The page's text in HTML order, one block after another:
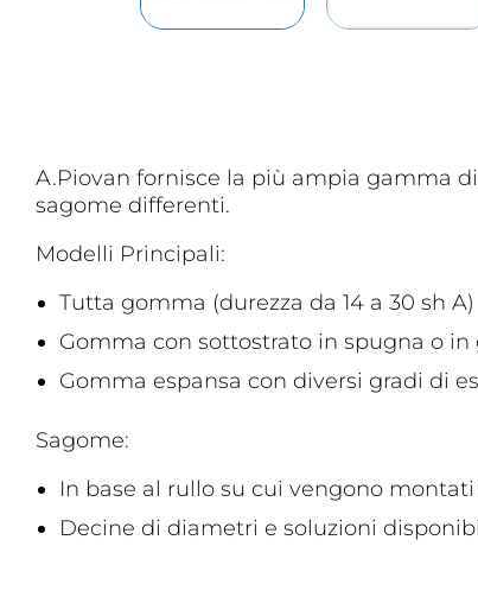
A.Piovan fornisce la più ampia gamma
sagome differenti.
Modelli Principali:
Tutta gomma (durezza da 14 a 30 sh A)
Gomma con sottostrato in spugna o in
Gomma espansa con diversi gradi di
Sagome:
In base al rullo su cui vengono
Decine di diametri e soluzioni